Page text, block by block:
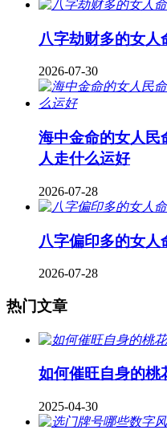
八字劫财多的女人
2026-07-30
海中金命的女人民
人走什么运好
2026-07-28
八字偏印多的女人
2026-07-28
热门文章
如何催旺自身的桃
2025-04-30